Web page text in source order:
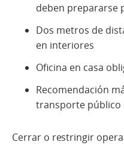
deben prepararse
Dos metros de
en interiores
Oficina en casa
Recomendación
transporte público
Cerrar o restringir